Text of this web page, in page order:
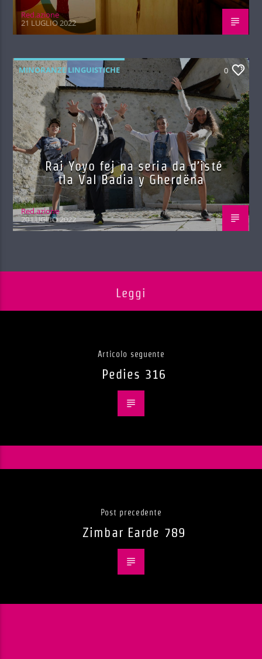
Red.azione
21 LUGLIO 2022
MINORANZE LINGUISTICHE 0
Rai Yoyo fej na seria da d’isté
tla Val Badia y Gherdëna
Red.azione
20 LUGLIO 2022
Leggi
Articolo seguente
Pedies 316
Post precedente
Zimbar Earde 789